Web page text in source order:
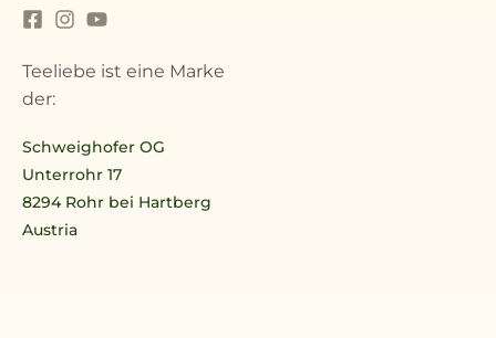
Teeliebe ist eine Marke
der:
Schweighofer OG
Unterrohr 17
8294 Rohr bei Hartberg
Austria